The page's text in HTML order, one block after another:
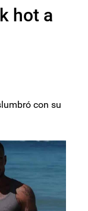
hot a
con su